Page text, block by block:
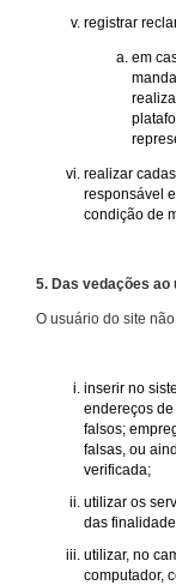
registrar
em
realizar
responsável
condição de
5. Das vedações ao
O usuário do site
inserir no
endereços
falsos;
falsas, ou
verificada;
utilizar os
das
utilizar, no
computador,